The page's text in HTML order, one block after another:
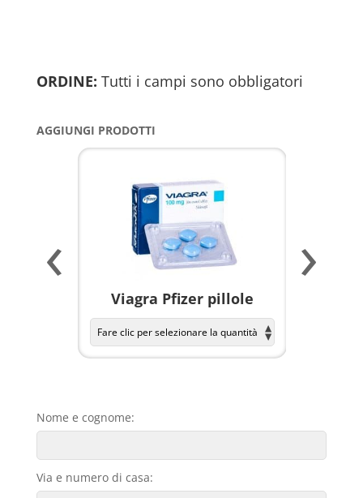
ORDINE: Tutti i campi sono obbligatori
AGGIUNGI PRODOTTI
Viagra Pfizer pillole
‹ ›
Nome e cognome:
Via e numero di casa: